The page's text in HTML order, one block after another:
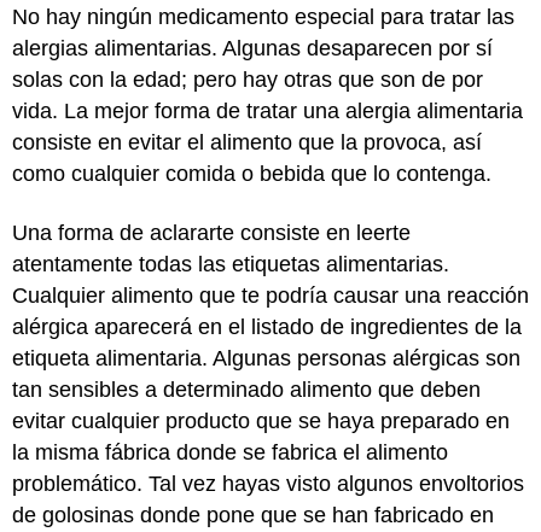
No hay ningún medicamento especial para tratar las
alergias alimentarias. Algunas desaparecen por sí
solas con la edad; pero hay otras que son de por
vida. La mejor forma de tratar una alergia alimentaria
consiste en evitar el alimento que la provoca, así
como cualquier comida o bebida que lo contenga.
Una forma de aclararte consiste en leerte
atentamente todas las etiquetas alimentarias.
Cualquier alimento que te podría causar una reacción
alérgica aparecerá en el listado de ingredientes de la
etiqueta alimentaria. Algunas personas alérgicas son
tan sensibles a determinado alimento que deben
evitar cualquier producto que se haya preparado en
la misma fábrica donde se fabrica el alimento
problemático. Tal vez hayas visto algunos envoltorios
de golosinas donde pone que se han fabricado en